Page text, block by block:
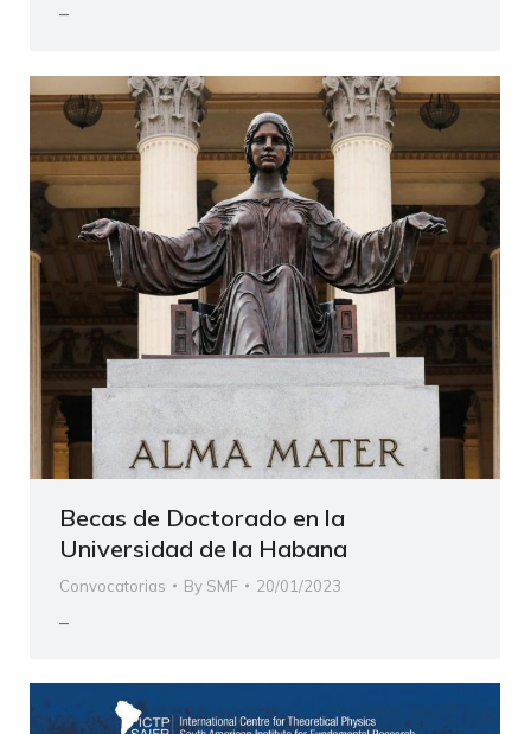
–
Becas de Doctorado en la
Universidad de la Habana
Convocatorias By SMF 20/01/2023
–